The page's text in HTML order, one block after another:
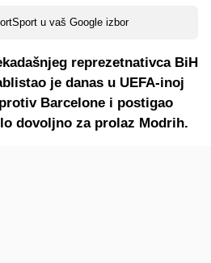
u vaš Google izbor
reprezetnativca BiH
je danas u UEFA-inoj
Barcelone i postigao
dovoljno za prolaz Modrih.